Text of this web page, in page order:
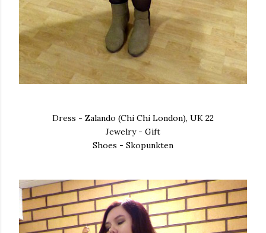
Dress - Zalando (Chi Chi London), UK 22
Jewelry - Gift
Shoes - Skopunkten